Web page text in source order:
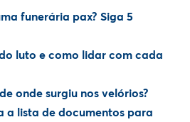
funerária pax? Siga 5
luto e como lidar com cada
onde surgiu nos velórios?
a lista de documentos para